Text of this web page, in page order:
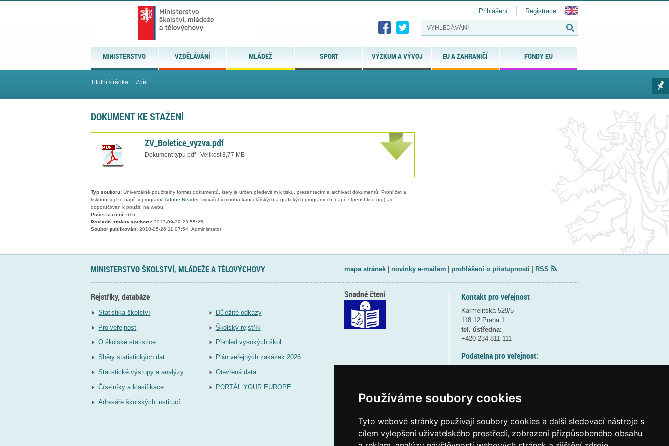
Používáme soubory cookies
Tyto webové stránky používají soubory cookies a další sledovací nástroje s
cílem vylepšení uživatelského prostředí, zobrazení přizpůsobeného obsahu
MINISTERSTVO VZDĚLÁVÁNÍ MLÁDEŽ SPORT VÝZKUM A VÝVOJ EU A ZAHRANIČÍ FONDY EU
Přihlášení Registrace
Titulní stránka Zpět
DOKUMENT KE STAŽENÍ
ZV_Boletice_vyzva.pdf
Dokument typu pdf | Velikost 8,77 MB
Typ souboru: Univerzálně použitelný formát dokumentů, který je určen především k tisku, prezentacím a archivaci dokumentů. Prohlížet a
tisknout jej lze např. v programu Adobe Reader, vytvářet v mnoha kancelářských a grafických programech (např. OpenOffice.org). Je
doporučován k použití na webu.
Počet stažení: 616
Poslední změna souboru: 2013-09-29 23:55:25
Soubor publikován: 2010-05-26 11:07:54, Administrator
MINISTERSTVO ŠKOLSTVÍ, MLÁDEŽE A TĚLOVÝCHOVY mapa stránek| novinky e-mailem prohlášení o přístupnosti RSS
Rejstříky, databáze
Statistika školství
Pro veřejnost
O školské statistice
Sběry statistických dat
Statistické výstupy a analýzy
Číselníky a klasifikace
Adresáře školských institucí
Důležité odkazy
Školský rejstřík
Přehled vysokých škol
Plán veřejných zakázek 2026
Otevřená data
PORTÁL YOUR EUROPE
Kontakt pro veřejnost
Karmelitská 529/5
118 12 Praha 1
tel. ústředna:
+420 234 811 111
Podatelna pro veřejnost:
(více informací
Elektronická podatelna:
Snadné čtení